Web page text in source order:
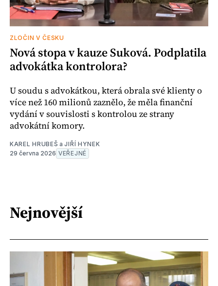
ZLOČIN V ČESKU
Nová stopa v kauze Suková. Podplatila
advokátka kontrolora?
U soudu s advokátkou, která obrala své klienty o
více než 160 milionů zaznělo, že měla finanční
vydání v souvislosti s kontrolou ze strany
advokátní komory.
KAREL HRUBEŠ aJIŘÍ HYNEK
29 června 2026 VEŘEJNÉ
Nejnovější